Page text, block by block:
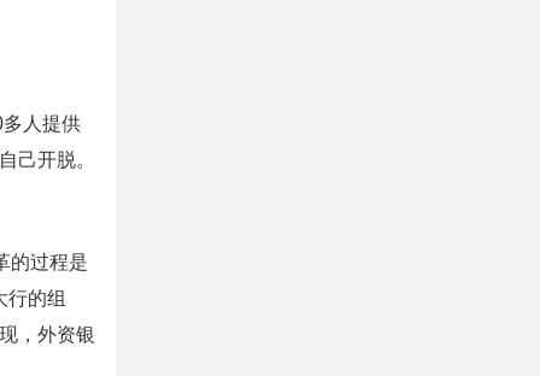
多人提供
开脱。
的过程是
行的组
，外资银